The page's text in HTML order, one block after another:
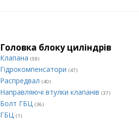
Головка блоку циліндрів
Клапана (59)
Гідрокомпенсатори (47)
Распредвал (40)
Направляючі втулки клапанів (37)
Болт ГБЦ (36)
ГБЦ (1)